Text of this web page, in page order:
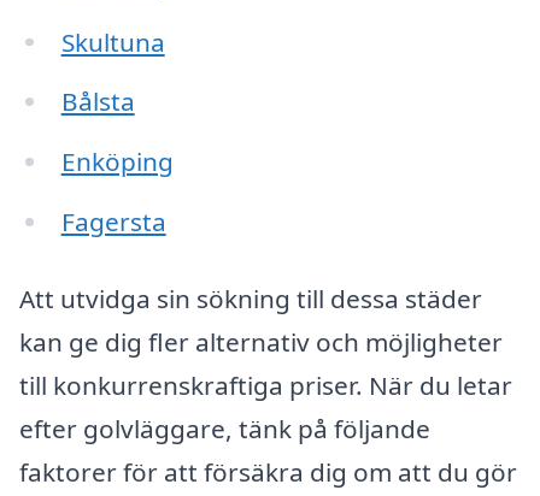
Skultuna
Bålsta
Enköping
Fagersta
Att utvidga sin sökning till dessa städer
kan ge dig fler alternativ och möjligheter
till konkurrenskraftiga priser. När du letar
efter golvläggare, tänk på följande
faktorer för att försäkra dig om att du gör